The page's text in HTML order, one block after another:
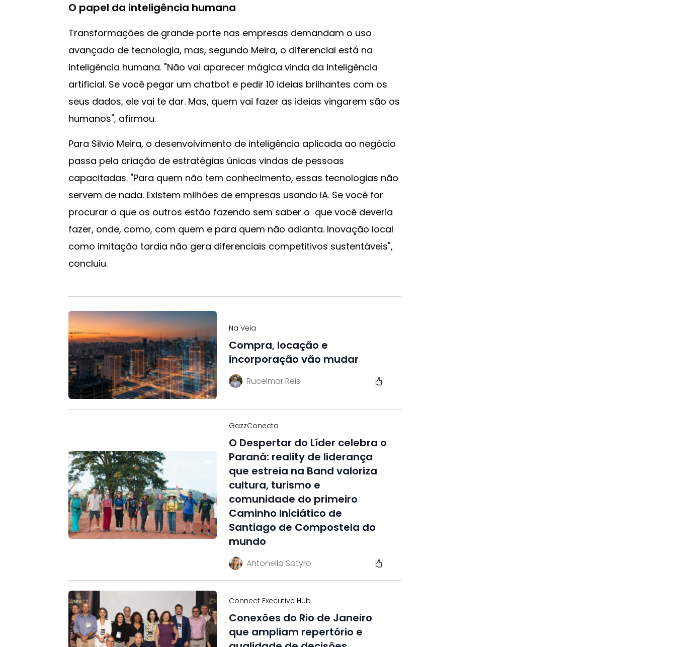
O papel da inteligência humana
Transformações de grande porte nas empresas demandam o uso
avançado de tecnologia, mas, segundo Meira, o diferencial está na
inteligência humana. "Não vai aparecer mágica vinda da inteligência
artificial. Se você pegar um chatbot e pedir 10 ideias brilhantes com os
seus dados, ele vai te dar. Mas, quem vai fazer as ideias vingarem são os
humanos", afirmou.
Para Silvio Meira, o desenvolvimento de inteligência aplicada ao negócio
passa pela criação de estratégias únicas vindas de pessoas
capacitadas. "Para quem não tem conhecimento, essas tecnologias não
servem de nada. Existem milhões de empresas usando IA. Se você for
procurar o que os outros estão fazendo sem saber o que você deveria
fazer, onde, como, com quem e para quem não adianta. Inovação local
como imitação tardia não gera diferenciais competitivos sustentáveis",
concluiu.
Na Veia
Compra, locação e
incorporação vão mudar
Rucelmar Reis
GazzConecta
O Despertar do Líder celebra o
Paraná: reality de liderança
que estreia na Band valoriza
cultura, turismo e
comunidade do primeiro
Caminho Iniciático de
Santiago de Compostela do
mundo
Antonella Satyro
Connect Executive Hub
Conexões do Rio de Janeiro
que ampliam repertório e